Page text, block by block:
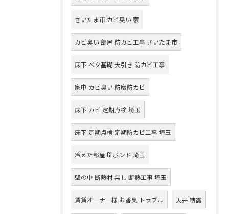
さいたま市 カビ臭い 家
カビ臭い 部屋 防カビ工事 さいたま市
床下 ベタ基礎 大引き 防カビ工事
家中 カビ臭い 防腐防カビ
床下 カビ 定期点検 埼玉
床下 定期点検 定期防カビ工事 埼玉
冷えた部屋 GLボンド 埼玉
壁の中 断熱材 無し 断熱工事 埼玉
賃貸オーナー様 お香臭 トラブル 天井 結露